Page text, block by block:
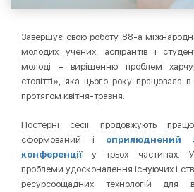
Завершує свою роботу 88-а
молодих учених, аспірантів і
молоді – вирішенню проблем
столітті», яка цього року працювала
протягом квітня-травня.
Постерні сесії продовжують
сформований і оприлюднений
конференції
у трьох частинах.
проблеми удосконалення існуючих і
ресурсоощадних технологій для